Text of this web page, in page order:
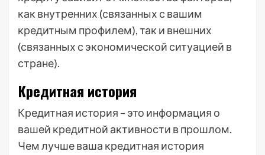
как внутренних (связанных с вашим
кредитным профилем), так и внешних
(связанных с экономической ситуацией в
стране).
Кредитная история
Кредитная история – это информация о
вашей кредитной активности в прошлом.
Чем лучше ваша кредитная история